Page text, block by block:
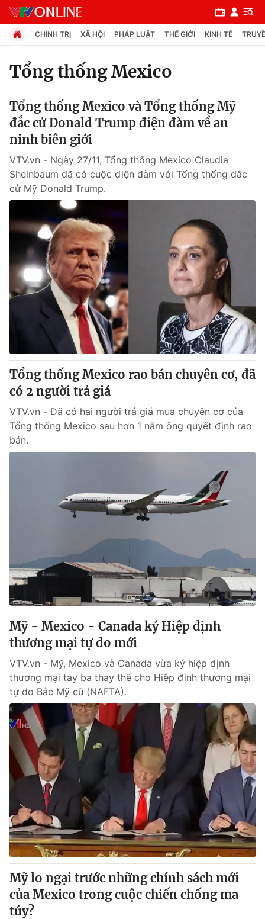
Chuyên mục
Chính trị
Pháp luật
Y tế
Thế giới
Tin tức
Thế giới đó đây
Câu chuyện quốc tế
Kinh tế
Tài chính
Thị trường
Góc doanh nghiệp
Dữ liệu và đời sống
Truyền hình
Phim VTV
Hậu trường
Nhân vật
Khán giả
Giải trí
Điện ảnh
Âm nhạc
Đời sống
Du lịch
Chất lượng cuộc sống
Học trực tuyến
Công nghệ
Hitech Công nghệ tương lai
Thị trường
Tư vấn
Lịch phát sóng
Chuyên mục khác
Emagazine Podcast
Photo Infographic
Video
VTV Money VTV Thể thao
VTV Sức khoẻ Bất động sản
Thị trường 24h Tấm lòng Việt
VTV4 Vươn mình bằng AI
VTV9 VTV8
Liên hệ tòa soạn English
CHÍNH TRỊ XÃ HỘI PHÁP LUẬT THẾ GIỚI KINH TẾ
Tổng thống Mexico
Tổng thống Mexico và Tổng thống Mỹ
đắc cử Donald Trump điện đàm về an
ninh biên giới
VTV.vn - Ngày 27/11, Tổng thống Mexico Claudia
Sheinbaum đã có cuộc điện đàm với Tổng thống đắc
cử Mỹ Donald Trump.
Tổng thống Mexico rao bán chuyên cơ, đã
có 2 người trả giá
VTV.vn - Đã có hai người trả giá mua chuyên cơ của
Tổng thống Mexico sau hơn 1 năm ông quyết định rao
bán.
Mỹ - Mexico - Canada ký Hiệp định
thương mại tự do mới
VTV.vn - Mỹ, Mexico và Canada vừa ký hiệp định
thương mại tay ba thay thế cho Hiệp định thương mại
tự do Bắc Mỹ cũ (NAFTA).
Mỹ lo ngại trước những chính sách mới
của Mexico trong cuộc chiến chống ma
túy?